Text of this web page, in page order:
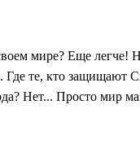
мире? Еще легче!
Где те, кто защищают
Нет... Просто мир